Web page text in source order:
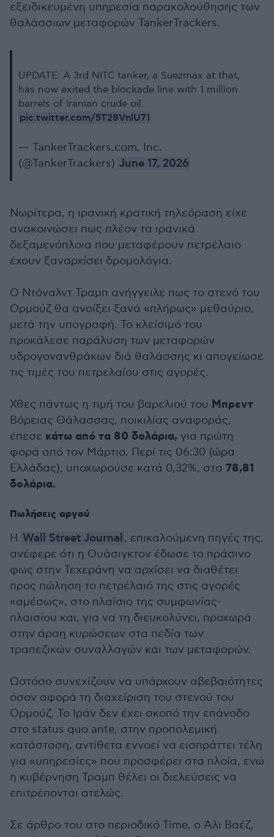
εξειδικευμένη υπηρεσία παρακολούθησης των
θαλάσσιων μεταφορών TankerTrackers.
UPDATE: A 3rd NITC tanker, a Suezmax at that,
has now exited the blockade line with 1 million
barrels of Iranian crude oil.
pic.twitter.com/5T28VnlU71
— TankerTrackers.com, Inc.
(@TankerTrackers) June 17, 2026
Νωρίτερα, η ιρανική κρατική τηλεόραση είχε
ανακοινώσει πως πλέον τα ιρανικά
δεξαμενόπλοια που μεταφέρουν πετρέλαιο
έχουν ξαναρχίσει δρομολόγια.
Ο Ντόναλντ Τραμπ ανήγγειλε πως το στενό του
Ορμούζ θα ανοίξει ξανά «πλήρως» μεθαύριο,
μετά την υπογραφή. Το κλείσιμό του
προκάλεσε παράλυση των μεταφορών
υδρογονανθράκων διά θαλάσσης κι απογείωσε
τις τιμές του πετρελαίου στις αγορές.
Χθες πάντως η τιμή του βαρελιού του Μπρεντ
Βόρειας Θάλασσας, ποικιλίας αναφοράς,
έπεσε κάτω από τα 80 δολάρια, για πρώτη
φορά από τον Μάρτιο. Περί τις 06:30 (ώρα
Ελλάδας), υποχωρούσε κατά 0,32%, στα 78,81
δολάρια.
Πωλήσεις αργού
Η Wall Street Journal, επικαλούμενη πηγές της,
ανέφερε ότι η Ουάσιγκτον έδωσε το πράσινο
φως στην Τεχεράνη να αρχίσει να διαθέτει
προς πώληση το πετρέλαιό της στις αγορές
«αμέσως», στο πλαίσιο της συμφωνίας-
πλαισίου και, για να τη διευκολύνει, προχωρά
στην άρση κυρώσεων στα πεδία των
τραπεζικών συναλλαγών και των μεταφορών.
Ωστόσο συνεχίζουν να υπάρχουν αβεβαιότητες
όσον αφορά τη διαχείριση του στενού του
Ορμούζ. Το Ιράν δεν έχει σκοπό την επάνοδο
στο status quo ante, στην προπολεμική
κατάσταση, αντίθετα εννοεί να εισπράττει τέλη
για «υπηρεσίες» που προσφέρει στα πλοία, ενώ
η κυβέρνηση Τραμπ θέλει οι διελεύσεις να
επιτρέπονται ατελώς.
Σε άρθρο του στο περιοδικό Time, ο Άλι Βαέζ,